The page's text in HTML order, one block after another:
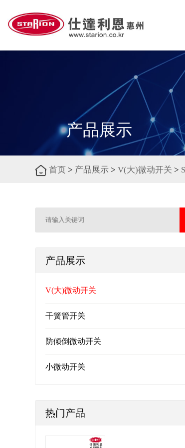
产品展示
首页 > 产品展示 > V(大)微动开关 >
产品展示
V(大)微动开关
干簧管开关
防倾倒微动开关
小微动开关
热门产品